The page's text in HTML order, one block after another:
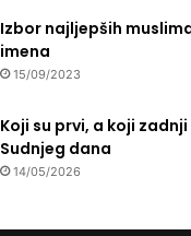
Izbor najljepših
imena
15/09/2023
Koji su prvi, a koji
Sudnjeg dana
14/05/2026